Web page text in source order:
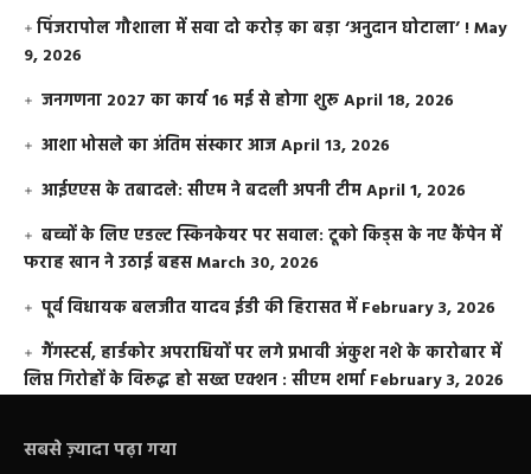
​पिंजरापोल गौशाला में सवा दो करोड़ का बड़ा ‘अनुदान घोटाला’ !May
9, 2026
जनगणना 2027 का कार्य 16 मई से होगा शुरूApril 18, 2026
आशा भोसले का अंतिम संस्कार आजApril 13, 2026
आईएएस के तबादले: सीएम ने बदली अपनी टीमApril 1, 2026
बच्चों के लिए एडल्ट स्किनकेयर पर सवाल: टूको किड्स के नए कैंपेन में
फराह खान ने उठाई बहसMarch 30, 2026
पूर्व विधायक बलजीत यादव ईडी की हिरासत में February 3, 2026
गैंगस्टर्स, हार्डकोर अपराधियों पर लगे प्रभावी अंकुश नशे के कारोबार में
लिप्त गिरोहों के विरूद्ध हो सख्त एक्शन : सीएम शर्मा February 3, 2026
सबसे ज़्यादा पढ़ा गया